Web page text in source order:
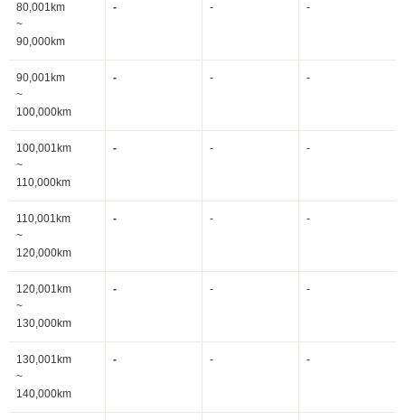
80,001km
~
90,000km
- - -
90,001km
~
100,000km
- - -
100,001km
~
110,000km
- - -
110,001km
~
120,000km
- - -
120,001km
~
130,000km
- - -
130,001km
~
140,000km
- - -